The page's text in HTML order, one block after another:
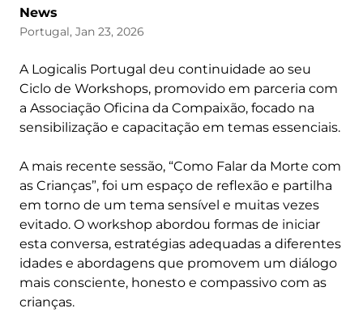
News
Portugal, Jan 23, 2026
A Logicalis Portugal deu continuidade ao seu
Ciclo de Workshops, promovido em parceria com
a Associação Oficina da Compaixão, focado na
sensibilização e capacitação em temas essenciais.
A mais recente sessão, “Como Falar da Morte com
as Crianças”, foi um espaço de reflexão e partilha
em torno de um tema sensível e muitas vezes
evitado. O workshop abordou formas de iniciar
esta conversa, estratégias adequadas a diferentes
idades e abordagens que promovem um diálogo
mais consciente, honesto e compassivo com as
crianças.